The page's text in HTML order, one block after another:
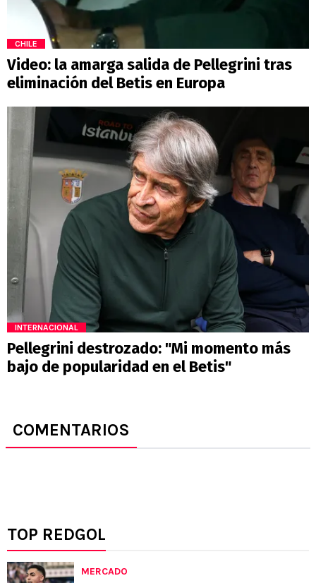
CHILE
Video: la amarga salida de Pellegrini tras
eliminación del Betis en Europa
INTERNACIONAL
Pellegrini destrozado: "Mi momento más
bajo de popularidad en el Betis"
COMENTARIOS
TOP REDGOL
MERCADO